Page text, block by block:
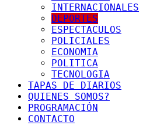
INTERNACIONALES
DEPORTES
ESPECTACULOS
POLICIALES
ECONOMIA
POLITICA
TECNOLOGIA
TAPAS DE DIARIOS
QUIENES SOMOS?
PROGRAMACIÓN
CONTACTO